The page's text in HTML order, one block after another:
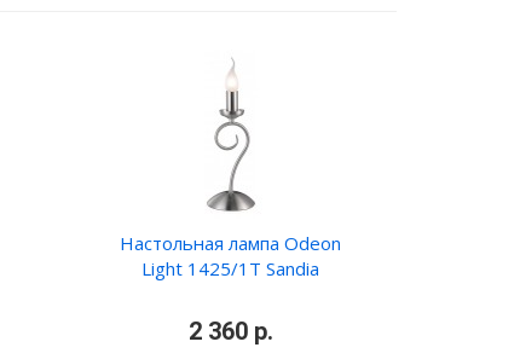
Настольная лампа Odeon
Light 1425/1T Sandia
2 360 р.